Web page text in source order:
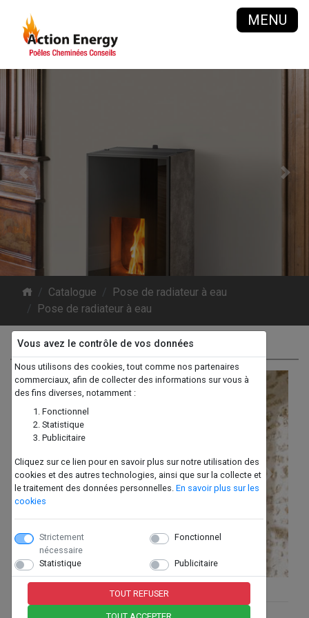
Vous avez le contrôle de vos données
Nous utilisons des cookies, tout comme nos partenaires
commerciaux, afin de collecter des informations sur vous à
des fins diverses, notamment :
Fonctionnel
Statistique
Publicitaire
Cliquez sur ce lien pour en savoir plus sur notre utilisation des
cookies et des autres technologies, ainsi que sur la collecte et
le traitement des données personnelles. En savoir plus sur les
cookies
Strictement
nécessaire
Fonctionnel
Statistique Publicitaire
TOUT REFUSER
MENU
Previous Next
Catalogue
Pose de radiateur à eau
Pose de radiateur à eau
Pose de radiateur à eau
Previous Next
Présentation